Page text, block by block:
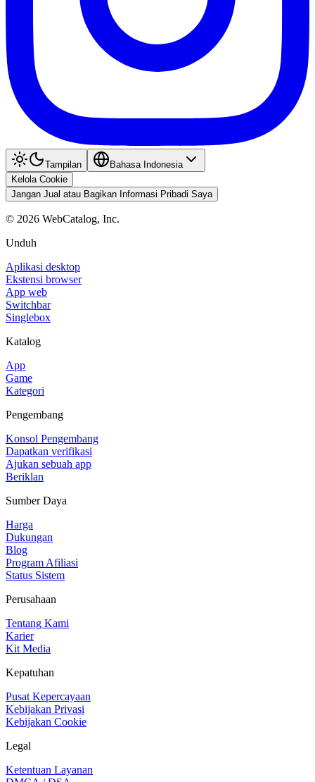
Tampilan
Bahasa Indonesia
Kelola Cookie
Jangan Jual atau Bagikan Informasi Pribadi Saya
© 2026 WebCatalog, Inc.
Unduh
Aplikasi desktop
Ekstensi browser
App web
Switchbar
Singlebox
Katalog
App
Game
Kategori
Pengembang
Konsol Pengembang
Dapatkan verifikasi
Ajukan sebuah app
Beriklan
Sumber Daya
Harga
Dukungan
Blog
Program Afiliasi
Status Sistem
Perusahaan
Tentang Kami
Karier
Kit Media
Kepatuhan
Pusat Kepercayaan
Kebijakan Privasi
Kebijakan Cookie
Legal
Ketentuan Layanan